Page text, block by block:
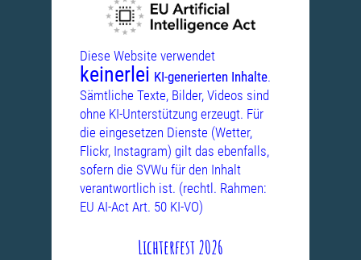
Diese Website verwendet
keinerlei KI-generierten Inhalte.
Sämtliche Texte, Bilder, Videos sind
ohne KI-Unterstützung erzeugt. Für
die eingesetzen Dienste (Wetter,
Flickr, Instagram) gilt das ebenfalls,
sofern die SVWu für den Inhalt
verantwortlich ist. (rechtl. Rahmen:
EU AI-Act Art. 50 KI-VO)
Lichterfest 2026